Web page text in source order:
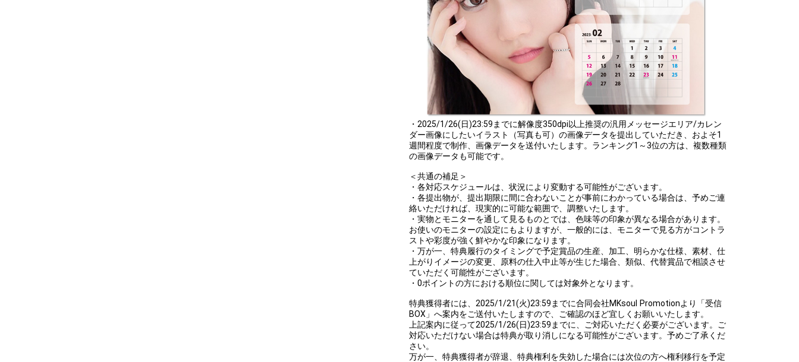
・2025/1/26(日)23:59までに解像度350dpi以上推奨の汎用メッセージエリア/カレン
ダー画像にしたいイラスト（写真も可）の画像データを提出していただき、およそ1
週間程度で制作、画像データを送付いたします。ランキング1～3位の方は、複数種類
の画像データも可能です。
＜共通の補足＞
・各対応スケジュールは、状況により変動する可能性がございます。
・各提出物が、提出期限に間に合わないことが事前にわかっている場合は、予めご連
絡いただければ、現実的に可能な範囲で、調整いたします。
・実物とモニターを通して見るものとでは、色味等の印象が異なる場合があります。
お使いのモニターの設定にもよりますが、一般的には、モニターで見る方がコントラ
ストや彩度が強く鮮やかな印象になります。
・万が一、特典履行のタイミングで予定賞品の生産、加工、明らかな仕様、素材、仕
上がりイメージの変更、原料の仕入中止等が生じた場合、類似、代替賞品で相談させ
ていただく可能性がございます。
・0ポイントの方における順位に関しては対象外となります。
特典獲得者には、2025/1/21(火)23:59までに合同会社MKsoul Promotionより「受信
BOX」へ案内をご送付いたしますので、ご確認のほど宜しくお願いいたします。
上記案内に従って2025/1/26(日)23:59までに、ご対応いただく必要がございます。ご
対応いただけない場合は特典が取り消しになる可能性がございます。予めご了承くだ
さい。
万が一、特典獲得者が辞退、特典権利を失効した場合には次位の方へ権利移行を予定